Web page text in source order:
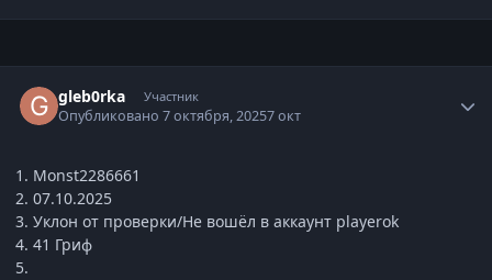
gleb0rka Участник
Опубликовано7 октября, 20257 окт
1. Monst2286661
2. 07.10.2025
3. Уклон от проверки/Не вошёл в аккаунт playerok
4. 41 Гриф
5.